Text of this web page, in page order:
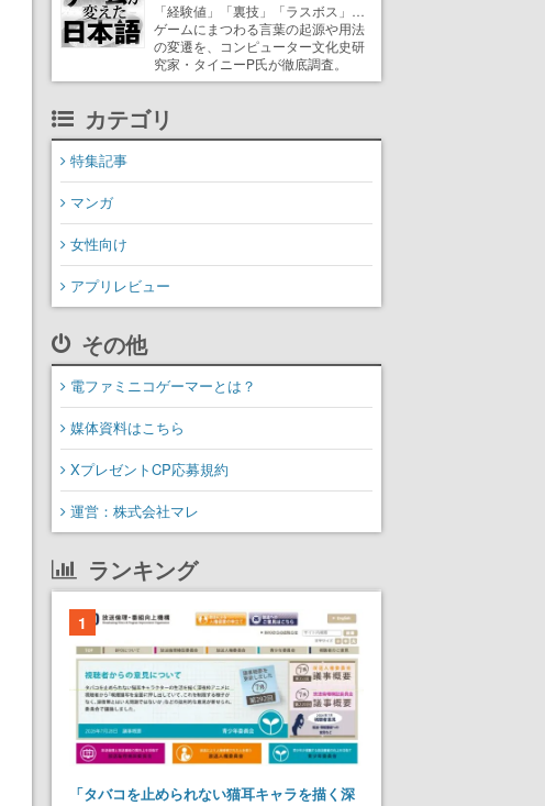
「経験値」「裏技」「ラスボス」…
ゲームにまつわる言葉の起源や用法
の変遷を、コンピューター文化史研
究家・タイニーP氏が徹底調査。
カテゴリ
特集記事
マンガ
女性向け
アプリレビュー
その他
電ファミニコゲーマーとは？
媒体資料はこちら
XプレゼントCP応募規約
運営：株式会社マレ
ランキング
1
「タバコを止められない猫耳キャラを描く深